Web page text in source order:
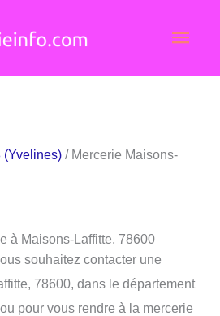
(Yvelines) / Mercerie Maisons-
à Maisons-Laffitte, 78600
souhaitez contacter une
78600, dans le département
pour vous rendre à la mercerie